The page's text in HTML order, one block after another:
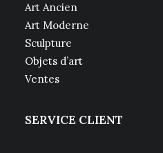
Art Ancien
Art Moderne
Sculpture
Objets d’art
Ventes
SERVICE CLIENT